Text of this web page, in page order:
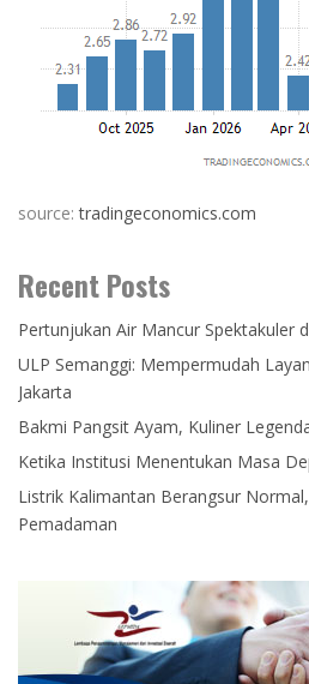
source:tradingeconomics.com
Recent Posts
Pertunjukan Air Mancur Spektakuler
ULP Semanggi: Mempermudah
Jakarta
Bakmi Pangsit Ayam, Kuliner
Ketika Institusi Menentukan Masa
Listrik Kalimantan Berangsur
Pemadaman